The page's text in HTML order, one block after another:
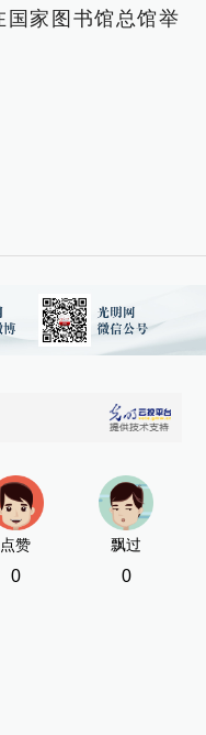
国家图书馆总馆举
点赞
0
飘过
0